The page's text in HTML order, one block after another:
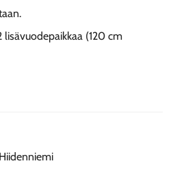
lisävuodepaikkaa (120 cm